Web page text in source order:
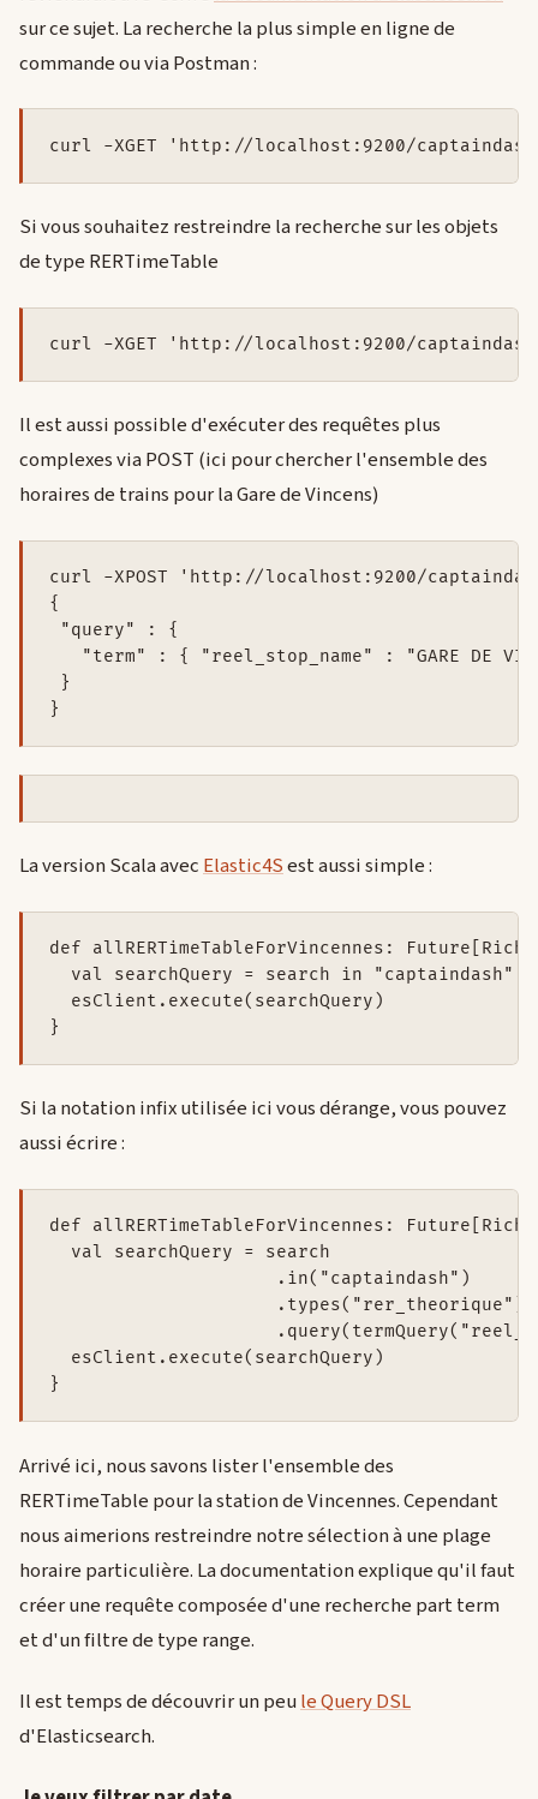
sur ce sujet. La recherche la plus simple en ligne de
commande ou via Postman :
curl -XGET 'http://localhost:9200/
Si vous souhaitez restreindre la recherche sur les objets
de type RERTimeTable
curl -XGET 'http://localhost:9200/
Il est aussi possible d'exécuter des requêtes plus
complexes via POST (ici pour chercher l'ensemble des
horaires de trains pour la Gare de Vincens)
curl -XPOST
'http://localhost:9200/
{
"query" : {
"term" : { "reel_stop_name" : "GARE DE
}
}
La version Scala avecElastic4Sest aussi simple :
def allRERTimeTableForVincennes:
val searchQuery = search in "captaindash"
  esClient.execute(searchQuery)
}
Si la notation infix utilisée ici vous dérange, vous pouvez
aussi écrire :
def allRERTimeTableForVincennes:
  val searchQuery = search
                     .in("captaindash")
                     .types("rer_theorique")
  esClient.execute(searchQuery)
}
Arrivé ici, nous savons lister l'ensemble des
RERTimeTable pour la station de Vincennes. Cependant
nous aimerions restreindre notre sélection à une plage
horaire particulière. La documentation explique qu'il faut
créer une requête composée d'une recherche part term
et d'un filtre de type range.
Il est temps de découvrir un peule Query DSL
d'Elasticsearch.